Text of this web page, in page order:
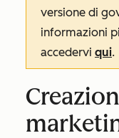
versione di
informazioni
accedervi qui.